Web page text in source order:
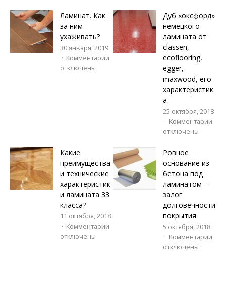
Ламинат. Как
за ним
ухаживать?
30 января, 2019
Комментарии
отключены
Дуб «оксфорд»
немецкого
ламината от
classen,
ecoflooring,
egger,
maxwood, его
характеристик
а
25 октября, 2018
Комментарии
отключены
Какие
преимущества
и технические
характеристик
и ламината 33
класса?
11 октября, 2018
Комментарии
отключены
Ровное
основание из
бетона под
ламинатом –
залог
долговечности
покрытия
5 октября, 2018
Комментарии
отключены